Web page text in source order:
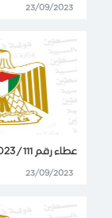
23/09/2023
عطاء رقم 111 / 2023 توريد مواد سباكة لصالح وزارة الصحة
23/09/2023